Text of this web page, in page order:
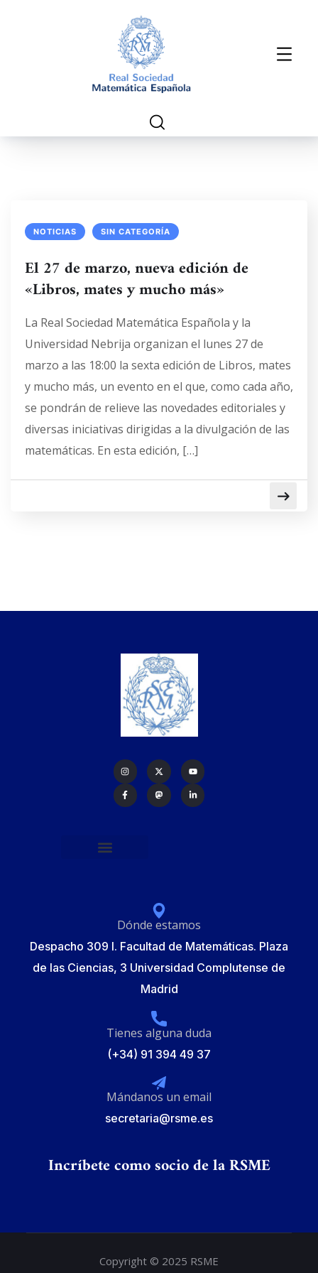
NOTICIAS SIN CATEGORÍA
El 27 de marzo, nueva edición de
«Libros, mates y mucho más»
La Real Sociedad Matemática Española y la
Universidad Nebrija organizan el lunes 27 de
marzo a las 18:00 la sexta edición de Libros, mates
y mucho más, un evento en el que, como cada año,
se pondrán de relieve las novedades editoriales y
diversas iniciativas dirigidas a la divulgación de las
matemáticas. En esta edición, […]
Dónde estamos
Despacho 309 I. Facultad de Matemáticas. Plaza
de las Ciencias, 3 Universidad Complutense de
Madrid
Tienes alguna duda
(+34) 91 394 49 37
Mándanos un email
secretaria@rsme.es
Incríbete como socio de la RSME
Copyright © 2025 RSME